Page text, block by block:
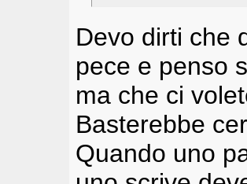
Devo dirti che
pece e penso
ma che ci
Basterebbe
Quando uno